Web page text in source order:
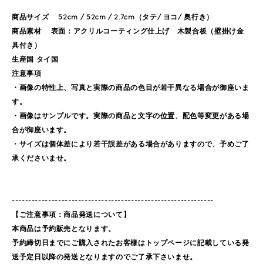
商品サイズ 52cm / 52cm / 2.7cm（タテ/ ヨコ/ 奥行き）
商品素材 表面：アクリルコーティング仕上げ 木製合板（壁掛け金
具付き）
生産国 タイ国
注意事項
・画像の特性上、写真と実際の商品の色目が若干異なる場合が御座いま
す。
・画像はサンプルです。実際の商品と文字の位置、配色等変更がある場
合が御座います。
・サイズは個体差により若干誤差がある場合がありますので、予めご了
承くださいませ。
-------------------------------------------------------------
【ご注意事項：商品発送について】
本商品は予約販売となります。
予約締切日までにご購入されたお客様はトップページに記載している発
送予定日以降の発送となりますのでご了承下さいませ。